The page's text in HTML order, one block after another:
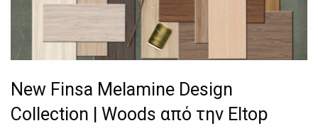
New Finsa Melamine Design
Collection | Woods από την Eltop